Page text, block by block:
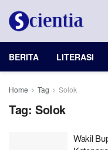
BERITA LITERASI
Home Tag Solok
Tag: Solok
Wakil